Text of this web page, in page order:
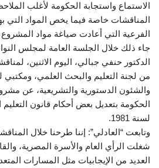
الاستماع واستجابة الحكومة لأغلب
المناقشات خاصة فيما يخص المواد التي
الفرعية التي أعادت صياغة مواد المشروع
جاء ذلك خلال الجلسة العامة لمجلس
الدكتور حنفي جبالي، اليوم الاثنين،
من لجنة التعليم والبحث العلمي، ومكتبي
والشئون الدستورية والتشريعية، عن
لسنة 1981.
وتابعت “العادلي”: إننا طرحنا خلال
شغلت الرأي العام والأسرة المصرية،
العديد من الإيجابيات مثل المسارات